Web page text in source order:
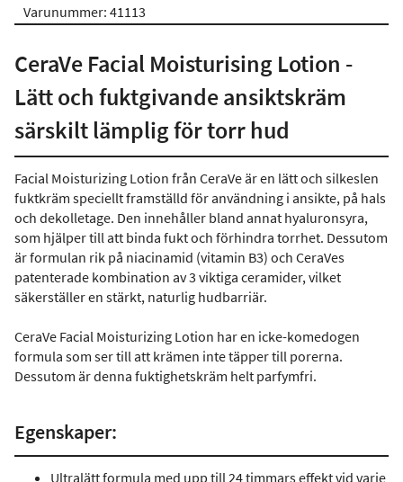
Varunummer: 41113
CeraVe Facial Moisturising Lotion -
Lätt och fuktgivande ansiktskräm
särskilt lämplig för torr hud
Facial Moisturizing Lotion från CeraVe är en lätt och silkeslen
fuktkräm speciellt framställd för användning i ansikte, på hals
och dekolletage. Den innehåller bland annat hyaluronsyra,
som hjälper till att binda fukt och förhindra torrhet. Dessutom
är formulan rik på niacinamid (vitamin B3) och CeraVes
patenterade kombination av 3 viktiga ceramider, vilket
säkerställer en stärkt, naturlig hudbarriär.
CeraVe Facial Moisturizing Lotion har en icke-komedogen
formula som ser till att krämen inte täpper till porerna.
Dessutom är denna fuktighetskräm helt parfymfri.
Egenskaper:
Ultralätt formula med upp till 24 timmars effekt vid varje